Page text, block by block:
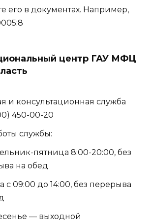
его в документах. Например,
центр ГАУ МФЦ
и консультационная служба
450-00-20
службы:
пятница 8:00-20:00, без
на обед
с 09:00 до 14:00, без перерыва
— выходной